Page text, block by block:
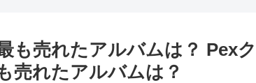
も売れたアルバムは？ Pex
売れたアルバムは？